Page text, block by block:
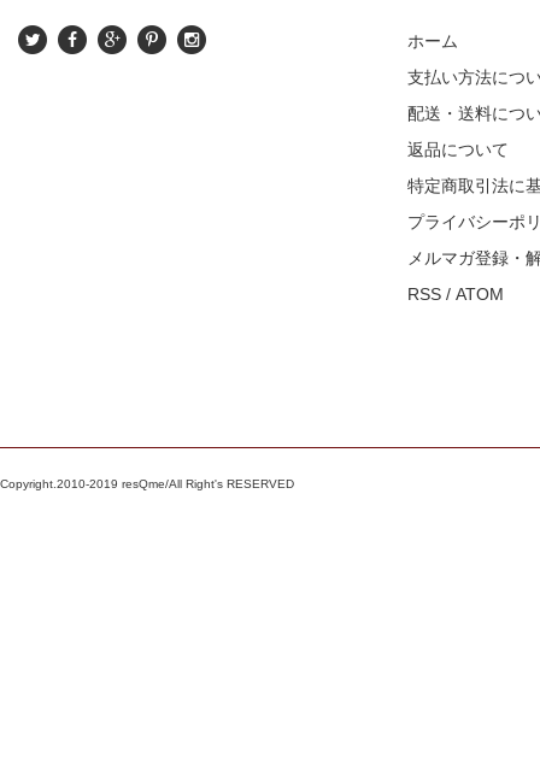
ホーム
支払い方法につ
配送・送料につ
返品について
特定商取引法に
プライバシーポ
メルマガ登録・
RSS / ATOM
Copyright.2010-2019 resQme/All Right's RESERVED